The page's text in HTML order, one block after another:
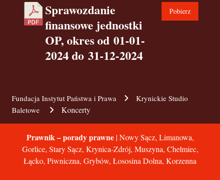
Sprawozdanie
finansowe jednostki
OP, okres od 01-01-
2024 do 31-12-2024
Pobierz
Fundacja Instytut Państwa i Prawa
Krynickie Studio
Baletowe
Koncerty
Prawnik – porady prawne| Nowy Sącz, Limanowa,
Gorlice, Stary Sącz, Krynica-Zdrój, Muszyna, Chełmiec,
Łącko, Piwniczna, Grybów, Łososina Dolna, Korzenna